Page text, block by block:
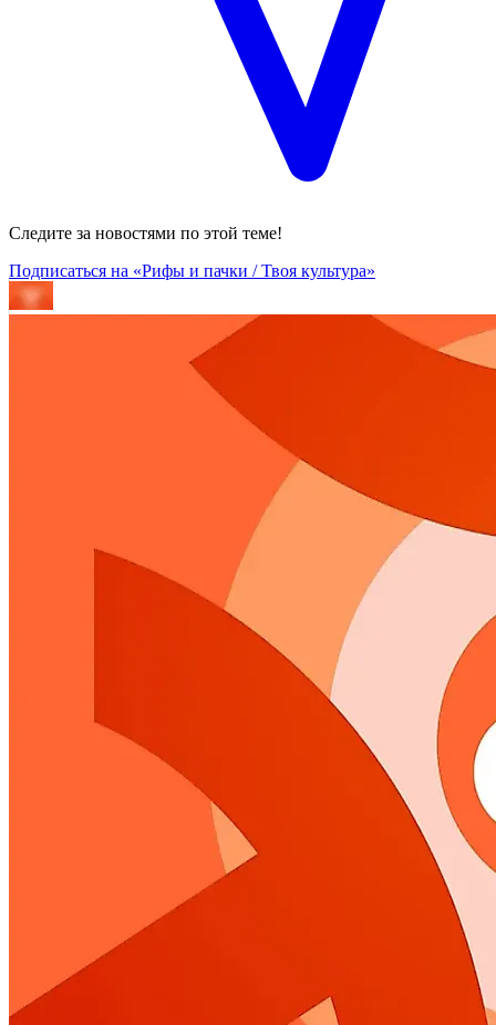
Следите за новостями по этой теме!
Подписаться на «Рифы и пачки / Твоя культура»